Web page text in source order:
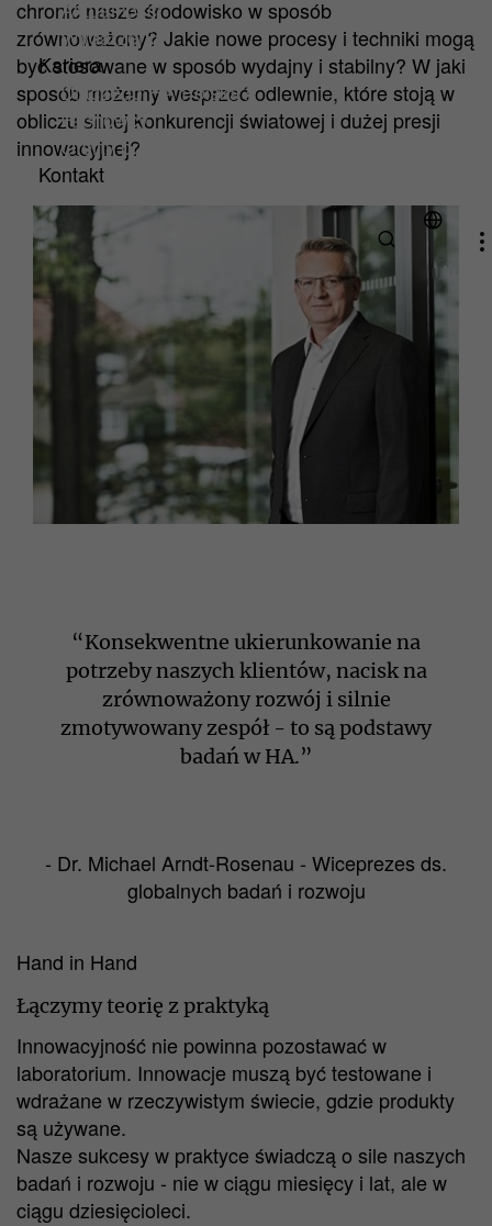
Aktualności
Wydarzenia
Kariera
Dlaczego HA Polska?
Fachowcy
Oferty pracy
Kontakt
chronić nasze środowisko w sposób
zrównoważony? Jakie nowe procesy i techniki mogą
być stosowane w sposób wydajny i stabilny? W jaki
sposób możemy wesprzeć odlewnie, które stoją w
obliczu silnej konkurencji światowej i dużej presji
innowacyjnej?
“Konsekwentne ukierunkowanie na
potrzeby naszych klientów, nacisk na
zrównoważony rozwój i silnie
zmotywowany zespół - to są podstawy
badań w HA.”
- Dr. Michael Arndt-Rosenau - Wiceprezes ds.
globalnych badań i rozwoju
Hand in Hand
Łączymy teorię z praktyką
Innowacyjność nie powinna pozostawać w
laboratorium. Innowacje muszą być testowane i
wdrażane w rzeczywistym świecie, gdzie produkty
są używane.
Nasze sukcesy w praktyce świadczą o sile naszych
badań i rozwoju - nie w ciągu miesięcy i lat, ale w
ciągu dziesięcioleci.